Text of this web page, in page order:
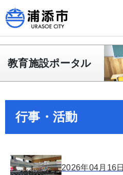
教育施設ポータル
行事・活動
2026年04月16日